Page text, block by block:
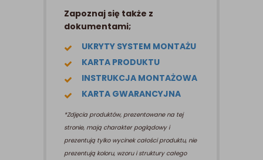
Zapoznaj się także z
dokumentami;
UKRYTY SYSTEM MONTAŻU
KARTA PRODUKTU
INSTRUKCJA MONTAŻOWA
KARTA GWARANCYJNA
*Zdjęcia produktów, prezentowane na tej
stronie, mają charakter poglądowy i
prezentują tylko wycinek całości produktu, nie
prezentują koloru, wzoru i struktury całego